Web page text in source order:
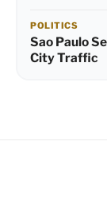
POLITICS
Sao Paulo
City Traffic